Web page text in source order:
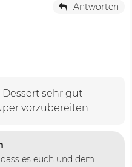
Antworten
sehr gut
vorzubereiten
es euch und dem